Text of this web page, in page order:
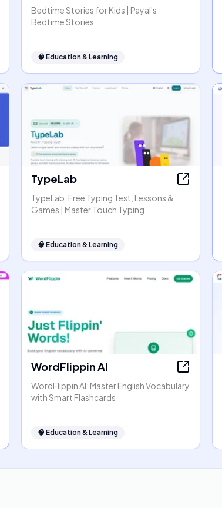
Bedtime Stories for Kids | Payal's
Bedtime Stories
🧠 Education & Learning
TypeLab
TypeLab: Free Typing Test, Lessons &
Games | Master Touch Typing
🧠 Education & Learning
WordFlippin AI
WordFlippin AI: Master English Vocabulary
with Smart Flashcards
🧠 Education & Learning